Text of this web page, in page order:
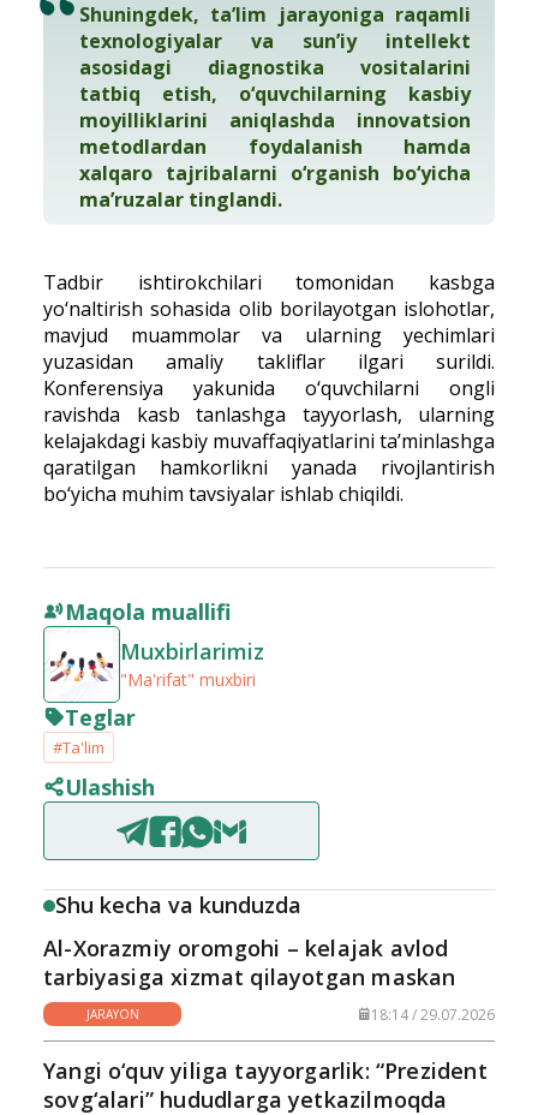
Shuningdek, ta’lim jarayoniga raqamli
texnologiyalar va sun’iy intellekt
asosidagi diagnostika vositalarini
tatbiq etish, o‘quvchilarning kasbiy
moyilliklarini aniqlashda innovatsion
metodlardan foydalanish hamda
xalqaro tajribalarni o‘rganish bo‘yicha
ma’ruzalar tinglandi.
Tadbir ishtirokchilari tomonidan kasbga
yo‘naltirish sohasida olib borilayotgan islohotlar,
mavjud muammolar va ularning yechimlari
yuzasidan amaliy takliflar ilgari surildi.
Konferensiya yakunida o‘quvchilarni ongli
ravishda kasb tanlashga tayyorlash, ularning
kelajakdagi kasbiy muvaffaqiyatlarini ta’minlashga
qaratilgan hamkorlikni yanada rivojlantirish
bo‘yicha muhim tavsiyalar ishlab chiqildi.
Maqola muallifi
Muxbirlarimiz
"Ma'rifat" muxbiri
Teglar
#Ta'lim
Ulashish
Shu kecha va kunduzda
Al-Xorazmiy oromgohi – kelajak avlod
tarbiyasiga xizmat qilayotgan maskan
JARAYON 18:14 / 29.07.2026
Yangi o‘quv yiliga tayyorgarlik: “Prezident
sovg‘alari” hududlarga yetkazilmoqda